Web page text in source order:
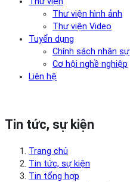
Thư viện hình ảnh
Thư viện Video
Tuyển dụng
Chính sách nhân sự
Cơ hội nghề nghiệp
Liên hệ
Tin tức, sự kiện
Trang chủ
Tin tức, sự kiện
Tin tổng hợp